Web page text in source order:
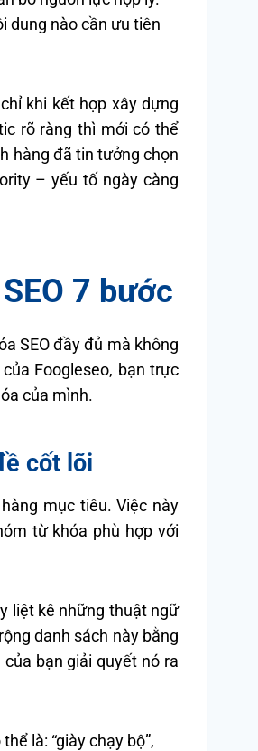
dung nào cần ưu tiên
khi kết hợp xây dựng
rõ ràng thì mới có thể
hàng đã tin tưởng chọn
– yếu tố ngày càng
7 bước
SEO đầy đủ mà không
Foogleseo, bạn trực
của mình.
cốt lõi
mục tiêu. Việc này
từ khóa phù hợp với
liệt kê những thuật ngữ
danh sách này bằng
bạn giải quyết nó ra
là: “giày chạy bộ”,